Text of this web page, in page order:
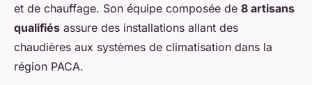
et de chauffage. Son équipe composée de 8 artisans
qualifiés assure des installations allant des
chaudières aux systèmes de climatisation dans la
région PACA.